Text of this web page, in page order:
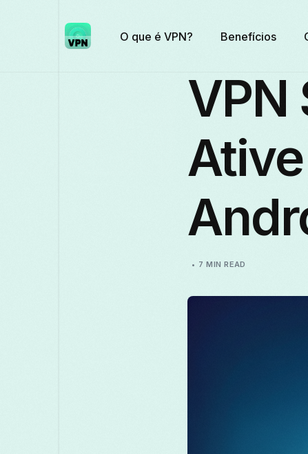
O que é VPN? Benefícios
VPN
7 MIN READ